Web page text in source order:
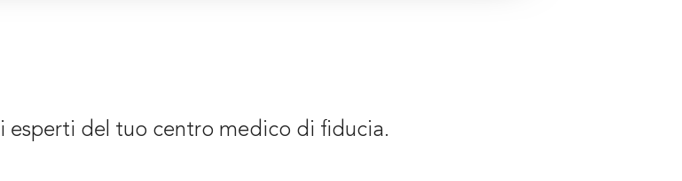
del tuo centro medico di fiducia.